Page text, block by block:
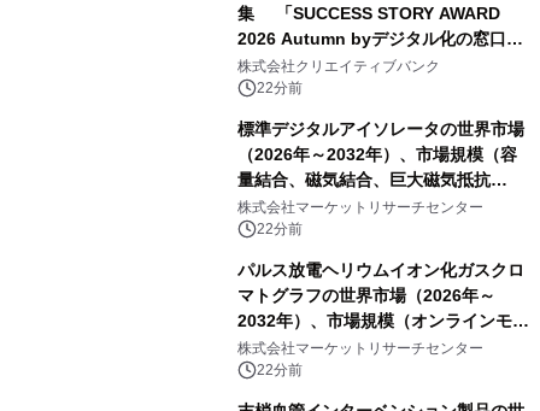
集 「SUCCESS STORY AWARD
2026 Autumn byデジタル化の窓口」
開催
株式会社クリエイティブバンク
22分前
標準デジタルアイソレータの世界市場
（2026年～2032年）、市場規模（容
量結合、磁気結合、巨大磁気抵抗
（GMR））・分析レポートを発表
株式会社マーケットリサーチセンター
22分前
パルス放電ヘリウムイオン化ガスクロ
マトグラフの世界市場（2026年～
2032年）、市場規模（オンラインモニ
タリング型、ラボラトリー型）・分析
レポートを発表
株式会社マーケットリサーチセンター
22分前